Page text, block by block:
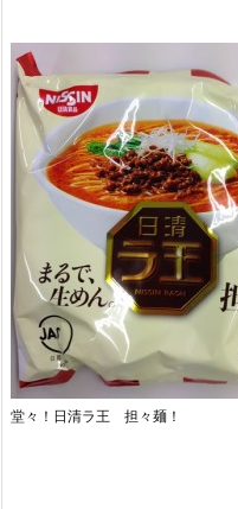
堂々！日清ラ王 担々麺！